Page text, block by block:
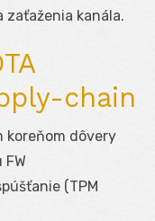
kanála.
chain
koreňom dôvery
(TPM